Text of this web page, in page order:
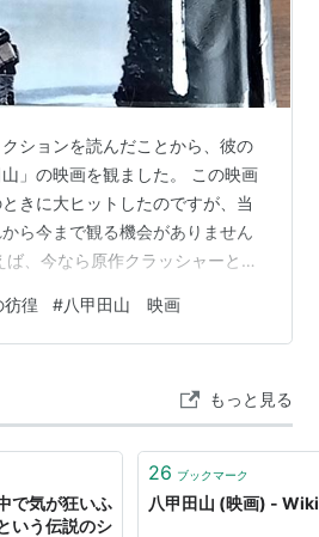
ションを読んだことから、彼の
」の映画を観ました。 この映画
きに大ヒットしたのですが、当
ら今まで観る機会がありません
、今なら原作クラッシャーとも
実際に司馬遼太郎からクレーム
いうことで、先ずは小説 新田次郎
画「八甲田山」を観たというわ
彷徨 #八甲田山 映画
もっと見る
で気が狂いふ
いう伝説のシ
26 ブックマーク
八甲田山 (映画) -